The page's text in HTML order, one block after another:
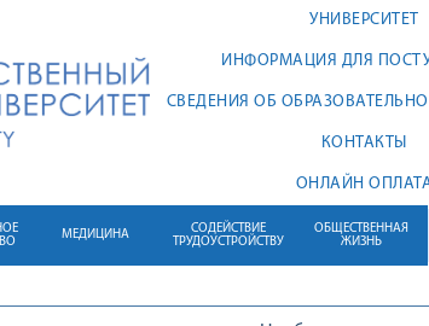
УНИВЕРСИТЕТ
ИНФОРМАЦИЯ ДЛЯ
СВЕДЕНИЯ ОБ
КОНТАКТЫ
ОНЛАЙН
МЕДИЦИНА
СОДЕЙСТВИЕ
ТРУДОУСТРОЙСТВУ
ОБЩЕСТВЕННАЯ
ЖИЗНЬ